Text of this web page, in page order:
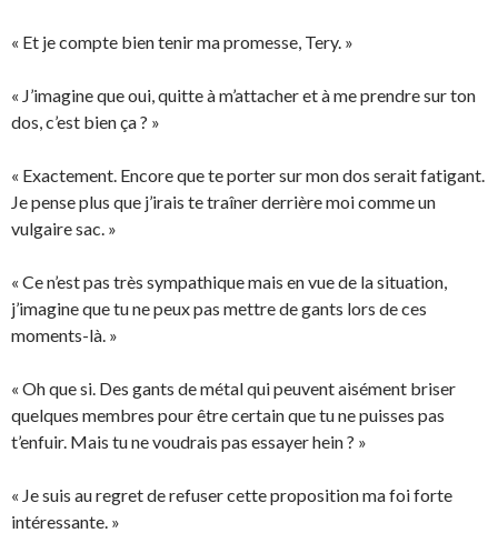
« Et je compte bien tenir ma promesse, Tery. »
« J’imagine que oui, quitte à m’attacher et à me prendre sur ton
dos, c’est bien ça ? »
« Exactement. Encore que te porter sur mon dos serait fatigant.
Je pense plus que j’irais te traîner derrière moi comme un
vulgaire sac. »
« Ce n’est pas très sympathique mais en vue de la situation,
j’imagine que tu ne peux pas mettre de gants lors de ces
moments-là. »
« Oh que si. Des gants de métal qui peuvent aisément briser
quelques membres pour être certain que tu ne puisses pas
t’enfuir. Mais tu ne voudrais pas essayer hein ? »
« Je suis au regret de refuser cette proposition ma foi forte
intéressante. »